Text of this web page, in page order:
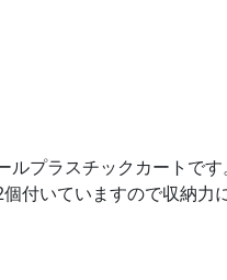
プラスチックカートです。
付いていますので収納力